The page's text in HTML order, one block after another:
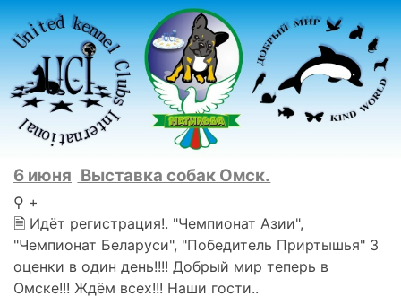
6 июня Выставка собак Омск.
⚲ +
🗎 Идёт регистрация!. "Чемпионат Азии",
"Чемпионат Беларуси", "Победитель Приртышья" 3
оценки в один день!!!! Добрый мир теперь в
Омске!!! Ждём всех!!! Наши гости..